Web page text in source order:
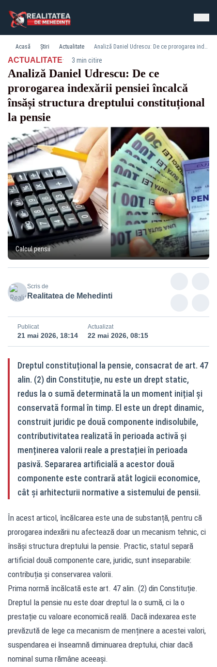
Acasă Știri Actualitate Analiză Daniel Udrescu: De ce prorogarea indexării pensiei încalcă însăși structura dreptului constituțional la pensie
ACTUALITATE· 3 min citire
Analiză Daniel Udrescu: De ce
prorogarea indexării pensiei încalcă
însăși structura dreptului constituțional
la pensie
Calcul pensii
Scris de
Realitatea de Mehedinti
Publicat
21 mai 2026, 18:14
Actualizat
22 mai 2026, 08:15
Dreptul constituțional la pensie, consacrat de art. 47
alin. (2) din Constituție, nu este un drept static,
redus la o sumă determinată la un moment inițial și
conservată formal în timp. El este un drept dinamic,
construit juridic pe două componente indisolubile,
contributivitatea realizată în perioada activă și
menținerea valorii reale a prestației în perioada
pasivă. Separarea artificială a acestor două
componente este contrară atât logicii economice,
cât și arhitecturii normative a sistemului de pensii.
În acest articol, încălcarea este una de substanță, pentru că
prorogarea indexării nu afectează doar un mecanism tehnic, ci
însăși structura dreptului la pensie. Practic, statul separă
artificial două componente care, juridic, sunt inseparabile:
contribuția și conservarea valorii.
Prima normă încălcată este art. 47 alin. (2) din Constituție.
Dreptul la pensie nu este doar dreptul la o sumă, ci la o
prestație cu valoare economică reală. Dacă indexarea este
prevăzută de lege ca mecanism de menținere a acestei valori,
suspendarea ei înseamnă diminuarea dreptului, chiar dacă
nominal suma rămâne aceeași.